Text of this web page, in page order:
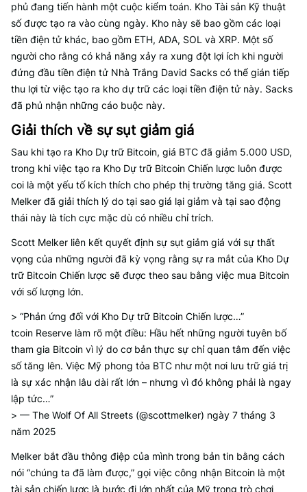
phủ đang tiến hành một cuộc kiểm toán. Kho Tài sản Kỹ thuật
số được tạo ra vào cùng ngày. Kho này sẽ bao gồm các loại
tiền điện tử khác, bao gồm ETH, ADA, SOL và XRP. Một số
người cho rằng có khả năng xảy ra xung đột lợi ích khi người
đứng đầu tiền điện tử Nhà Trắng David Sacks có thể gián tiếp
thu lợi từ việc tạo ra kho dự trữ các loại tiền điện tử này. Sacks
đã phủ nhận những cáo buộc này.
Giải thích về sự sụt giảm giá
Sau khi tạo ra Kho Dự trữ Bitcoin, giá BTC đã giảm 5.000 USD,
trong khi việc tạo ra Kho Dự trữ Bitcoin Chiến lược luôn được
coi là một yếu tố kích thích cho phép thị trường tăng giá. Scott
Melker đã giải thích lý do tại sao giá lại giảm và tại sao động
thái này là tích cực mặc dù có nhiều chỉ trích.
Scott Melker liên kết quyết định sự sụt giảm giá với sự thất
vọng của những người đã kỳ vọng rằng sự ra mắt của Kho Dự
trữ Bitcoin Chiến lược sẽ được theo sau bằng việc mua Bitcoin
với số lượng lớn.
> “Phản ứng đối với Kho Dự trữ Bitcoin Chiến lược…”
tcoin Reserve làm rõ một điều: Hầu hết những người tuyên bố
tham gia Bitcoin vì lý do cơ bản thực sự chỉ quan tâm đến việc
số tăng lên. Việc Mỹ phong tỏa BTC như một nơi lưu trữ giá trị
là sự xác nhận lâu dài rất lớn – nhưng vì đó không phải là ngay
lập tức…”
> — The Wolf Of All Streets (@scottmelker) ngày 7 tháng 3
năm 2025
Melker bắt đầu thông điệp của mình trong bản tin bằng cách
nói “chúng ta đã làm được,” gọi việc công nhận Bitcoin là một
tài sản chiến lược là bước đi lớn nhất của Mỹ trong trò chơi